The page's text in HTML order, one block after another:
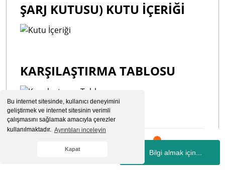
Bu internet sitesinde, kullanıcı deneyimini
geliştirmek ve internet sitesinin verimli
çalışmasını sağlamak amacıyla çerezler
kullanılmaktadır. Ayrıntıları inceleyin
Kapat Bilgi almak için...
ŞARJ KUTUSU) KUTU İÇERİĞİ
KARŞILAŞTIRMA TABLOSU
* Yukarıda belirtilen tüm veriler kontrollü laboratuvar
Sepetim İletişim